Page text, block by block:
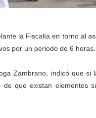
la Fiscalía en torno al
por un periodo de 6 horas.
Zambrano, indicó que
que existan elementos